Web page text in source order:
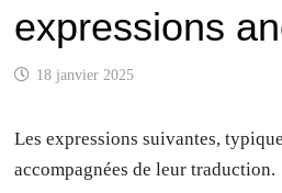
expressions
18 janvier 2025
Les expressions suivantes,
accompagnées de leur traduction.